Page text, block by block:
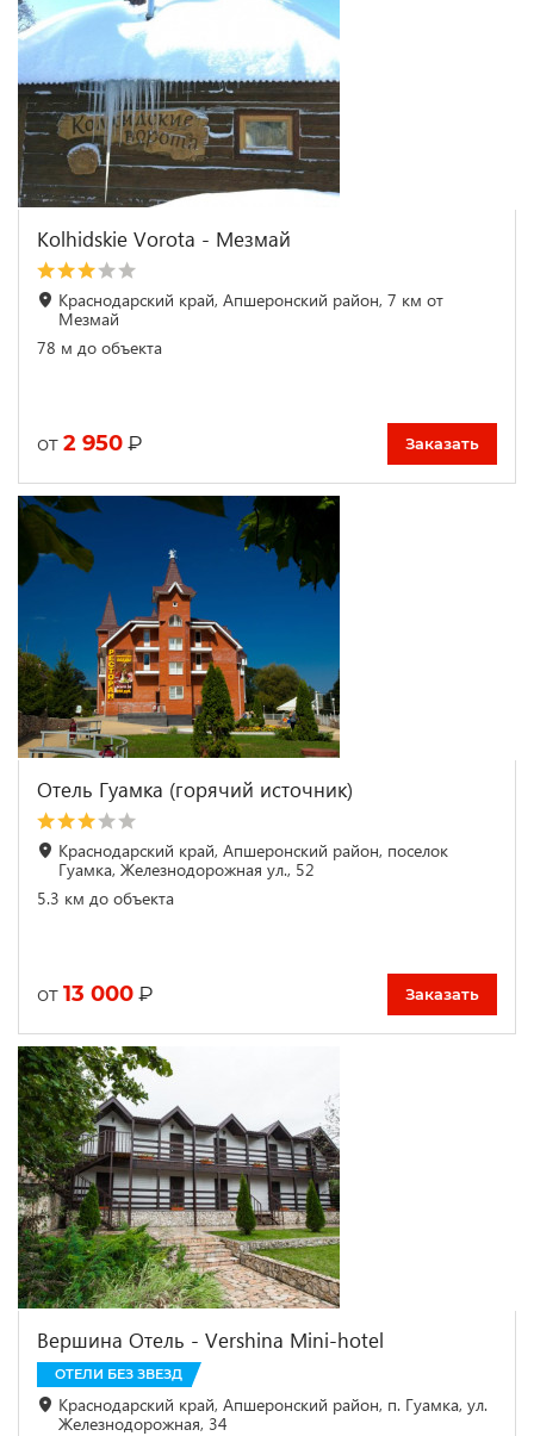
Kolhidskie Vorota - Мезмай
Краснодарский край, Апшеронский район, 7 км от
Мезмай
78 м до объекта
от 2 950 ₽ Заказать
Отель Гуамка (горячий источник)
Краснодарский край, Апшеронский район, поселок
Гуамка, Железнодорожная ул., 52
5.3 км до объекта
от 13 000 ₽ Заказать
Вершина Отель - Vershina Mini-hotel
ОТЕЛИ БЕЗ ЗВЕЗД
Краснодарский край, Апшеронский район, п. Гуамка, ул.
Железнодорожная, 34